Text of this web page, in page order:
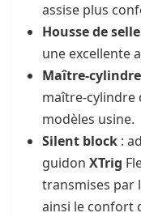
assise plus
Housse de selle
une excellente
Maître-
maître-cylindre
modèles usine.
Silent block :
guidon XTrig
transmises par
ainsi le confort